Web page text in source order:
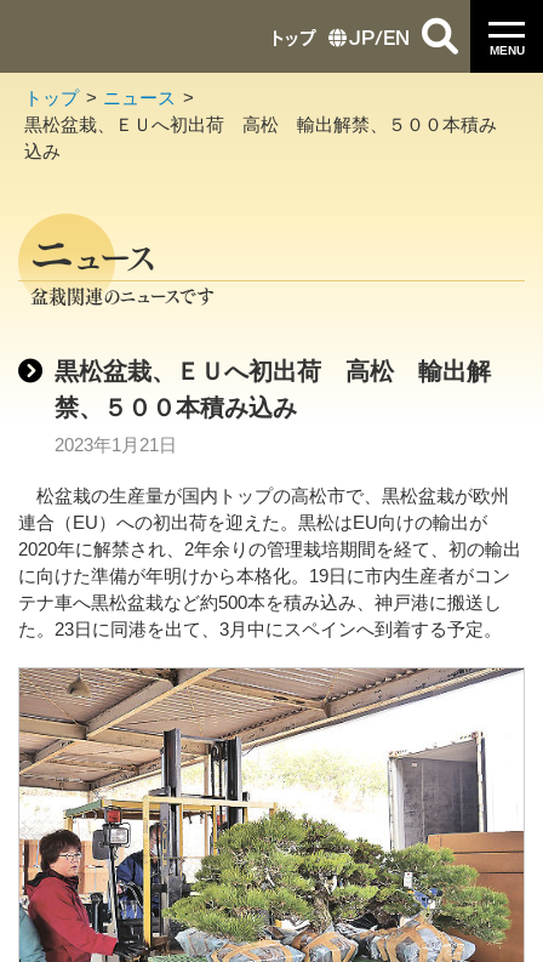
MENU
トップ JP/EN
トップ
ニュース
黒松盆栽、ＥＵへ初出荷 高松 輸出解禁、５００本積み
込み
ニュース
盆栽関連のニュースです
黒松盆栽、ＥＵへ初出荷 高松 輸出解
禁、５００本積み込み
2023年1月21日
松盆栽の生産量が国内トップの高松市で、黒松盆栽が欧州
連合（EU）への初出荷を迎えた。黒松はEU向けの輸出が
2020年に解禁され、2年余りの管理栽培期間を経て、初の輸出
に向けた準備が年明けから本格化。19日に市内生産者がコン
テナ車へ黒松盆栽など約500本を積み込み、神戸港に搬送し
た。23日に同港を出て、3月中にスペインへ到着する予定。